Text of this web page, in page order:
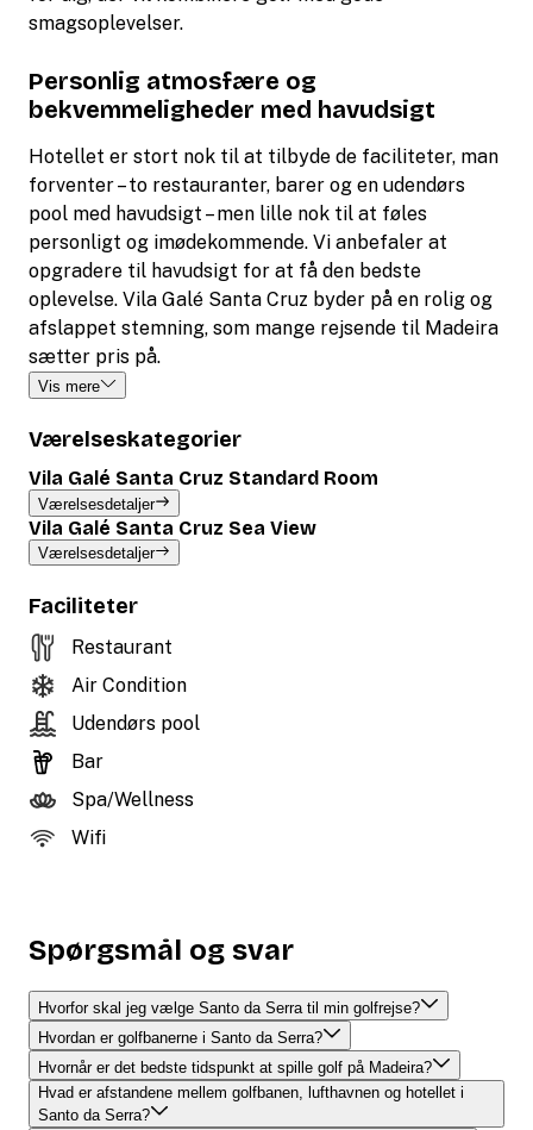
smagsoplevelser.
Personlig atmosfære og
bekvemmeligheder med havudsigt
Hotellet er stort nok til at tilbyde de faciliteter, man
forventer – to restauranter, barer og en udendørs
pool med havudsigt – men lille nok til at føles
personligt og imødekommende. Vi anbefaler at
opgradere til havudsigt for at få den bedste
oplevelse. Vila Galé Santa Cruz byder på en rolig og
afslappet stemning, som mange rejsende til Madeira
sætter pris på.
Vis mere
Værelseskategorier
Vila Galé Santa Cruz Standard Room
Værelsesdetaljer
Vila Galé Santa Cruz Sea View
Værelsesdetaljer
Faciliteter
Restaurant
Air Condition
Udendørs pool
Bar
Spa/Wellness
Wifi
Spørgsmål og svar
Hvorfor skal jeg vælge Santo da Serra til min golfrejse?
Hvordan er golfbanerne i Santo da Serra?
Hvornår er det bedste tidspunkt at spille golf på Madeira?
Hvad er afstandene mellem golfbanen, lufthavnen og hotellet i
Santo da Serra?